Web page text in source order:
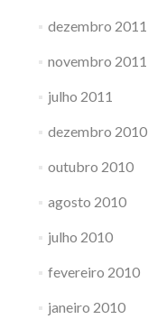
dezembro 2011
novembro 2011
julho 2011
dezembro 2010
outubro 2010
agosto 2010
julho 2010
fevereiro 2010
janeiro 2010